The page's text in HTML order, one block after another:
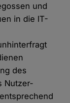
und
in die IT-
des
Nutzer-